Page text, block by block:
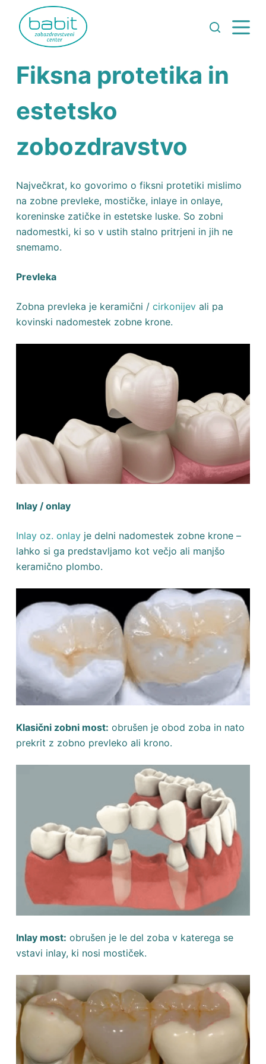
Fiksna protetika in
estetsko
zobozdravstvo
Največkrat, ko govorimo o fiksni protetiki mislimo
na zobne prevleke, mostičke, inlaye in onlaye,
koreninske zatičke in estetske luske. So zobni
nadomestki, ki so v ustih stalno pritrjeni in jih ne
snemamo.
Prevleka
Zobna prevleka je keramični / cirkonijevali pa
kovinski nadomestek zobne krone.
Inlay / onlay
Inlay oz. onlayje delni nadomestek zobne krone –
lahko si ga predstavljamo kot večjo ali manjšo
keramično plombo.
Klasični zobni most: obrušen je obod zoba in nato
prekrit z zobno prevleko ali krono.
Inlay most: obrušen je le del zoba v katerega se
vstavi inlay, ki nosi mostiček.